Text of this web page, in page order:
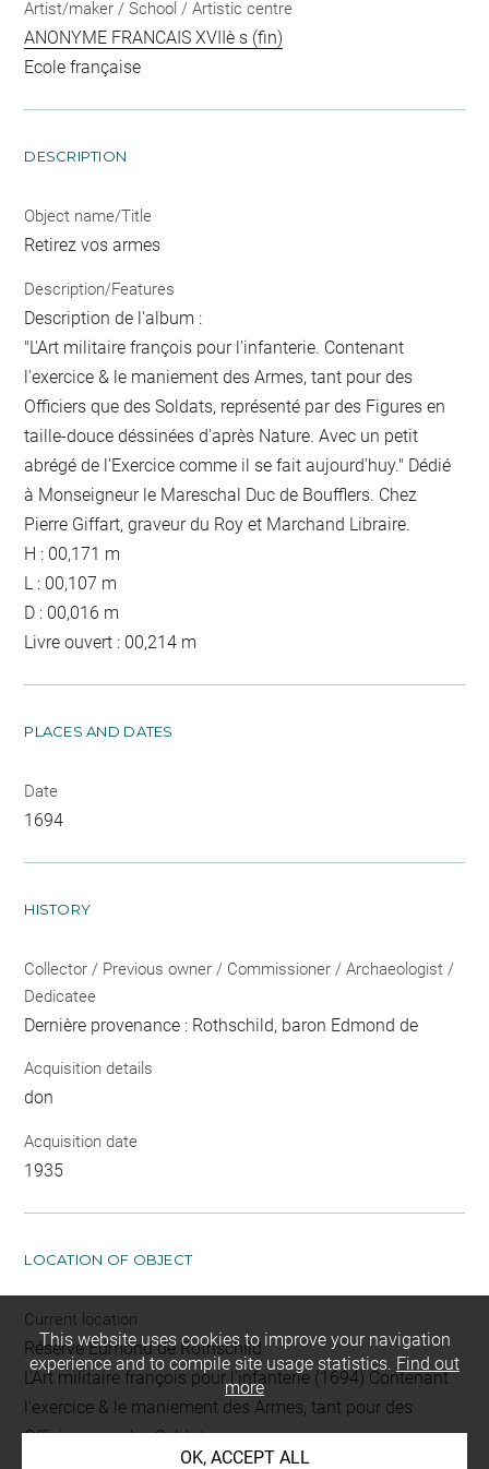
Artist/maker / School / Artistic centre
ANONYME FRANCAIS XVIIè s (fin)
Ecole française
DESCRIPTION
Object name/Title
Retirez vos armes
Description/Features
Description de l'album :
"L'Art militaire françois pour l'infanterie. Contenant
l'exercice & le maniement des Armes, tant pour des
Officiers que des Soldats, représenté par des Figures en
taille-douce déssinées d'après Nature. Avec un petit
abrégé de l'Exercice comme il se fait aujourd'huy." Dédié
à Monseigneur le Mareschal Duc de Boufflers. Chez
Pierre Giffart, graveur du Roy et Marchand Libraire.
H : 00,171 m
L : 00,107 m
D : 00,016 m
Livre ouvert : 00,214 m
PLACES AND DATES
Date
1694
HISTORY
Collector / Previous owner / Commissioner / Archaeologist /
Dedicatee
Dernière provenance : Rothschild, baron Edmond de
Acquisition details
don
Acquisition date
1935
LOCATION OF OBJECT
Current location
Réserve Edmond de Rothschild
L'Art militaire françois pour l'infanterie (1694) Contenant
l'exercice & le maniement des Armes, tant pour des
Officiers que des Soldats
This website uses cookies to improve your navigation
experience and to compile site usage statistics. Find out
more
OK, ACCEPT ALL